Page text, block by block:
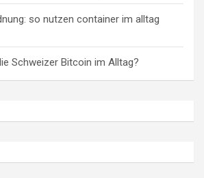
so nutzen container im alltag
Schweizer Bitcoin im Alltag?